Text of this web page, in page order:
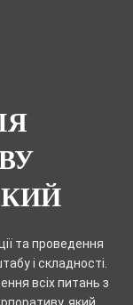
та проведення
і складності.
всіх питань з
який